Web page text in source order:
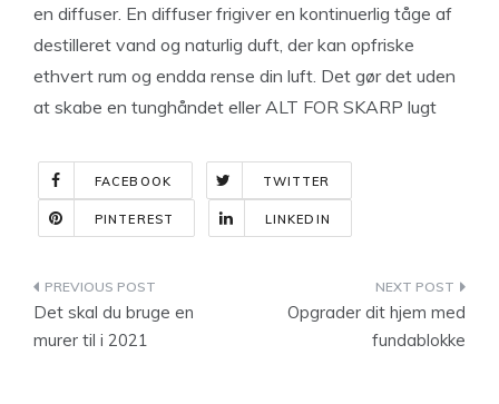
en diffuser. En diffuser frigiver en kontinuerlig tåge af
destilleret vand og naturlig duft, der kan opfriske
ethvert rum og endda rense din luft. Det gør det uden
at skabe en tunghåndet eller ALT FOR SKARP lugt
FACEBOOK TWITTER
PINTEREST LINKEDIN
Indlægsnavigation
Det skal du bruge en
murer til i 2021
Opgrader dit hjem med
fundablokke